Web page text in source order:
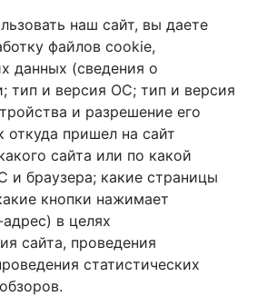
08
- оптовые продажи
Щелково, пер.
владение 2.
наш сайт, вы даете
файлов cookie,
данных (сведения о
тип и версия ОС; тип и версия
и разрешение его
откуда пришел на сайт
сайта или по какой
и браузера; какие страницы
кнопки нажимает
в целях
сайта, проведения
статистических